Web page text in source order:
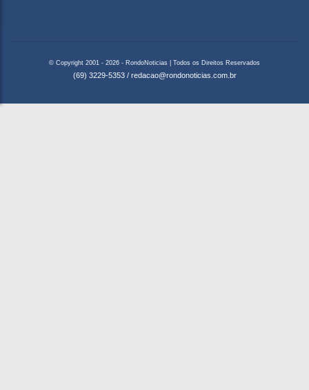
© Copyright 2001 - 2026 - RondoNoticias | Todos os Direitos Reservados
(69) 3229-5353 / redacao@rondonoticias.com.br